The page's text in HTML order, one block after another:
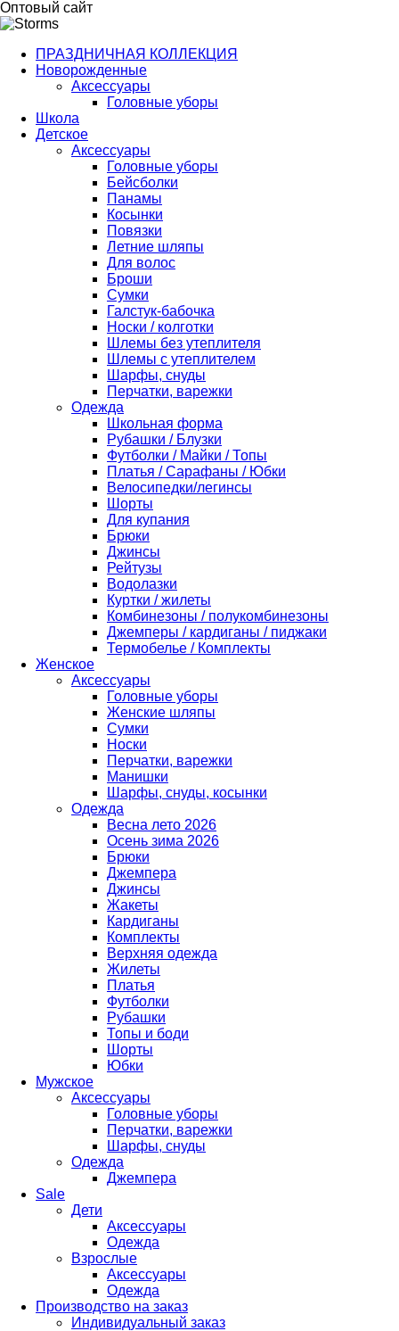
Оптовый сайт
ПРАЗДНИЧНАЯ КОЛЛЕКЦИЯ
Новорожденные
Аксессуары
Головные уборы
Школа
Детское
Аксессуары
Головные уборы
Бейсболки
Панамы
Косынки
Повязки
Летние шляпы
Для волос
Броши
Сумки
Галстук-бабочка
Носки / колготки
Шлемы без утеплителя
Шлемы с утеплителем
Шарфы, снуды
Перчатки, варежки
Одежда
Школьная форма
Рубашки / Блузки
Футболки / Майки / Топы
Платья / Сарафаны / Юбки
Велосипедки/легинсы
Шорты
Для купания
Брюки
Джинсы
Рейтузы
Водолазки
Куртки / жилеты
Комбинезоны / полукомбинезоны
Джемперы / кардиганы / пиджаки
Термобелье / Комплекты
Женское
Аксессуары
Головные уборы
Женские шляпы
Сумки
Носки
Перчатки, варежки
Манишки
Шарфы, снуды, косынки
Одежда
Весна лето 2026
Осень зима 2026
Брюки
Джемпера
Джинсы
Жакеты
Кардиганы
Комплекты
Верхняя одежда
Жилеты
Платья
Футболки
Рубашки
Топы и боди
Шорты
Юбки
Мужское
Аксессуары
Головные уборы
Перчатки, варежки
Шарфы, снуды
Одежда
Джемпера
Sale
Дети
Аксессуары
Одежда
Взрослые
Аксессуары
Одежда
Производство на заказ
Индивидуальный заказ